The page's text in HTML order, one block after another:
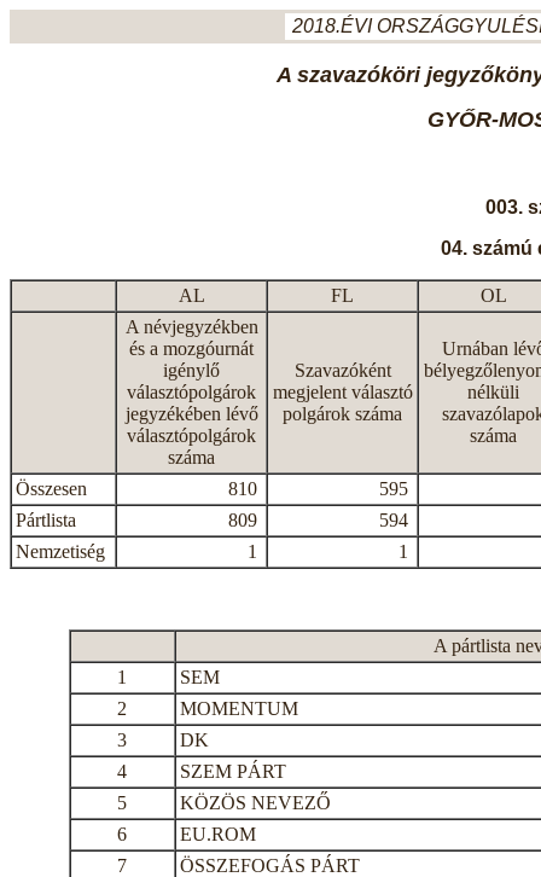
2018.ÉVI
A szavazóköri
GYŐR-
003.
04. számú
AL FL
OL
A névjegyzékben
és a mozgóurnát
igénylő
választópolgárok
jegyzékében lévő
választópolgárok
száma
Szavazóként
megjelent választó
polgárok száma
Urnában
nélküli
száma
Összesen 810
595
Pártlista
809
594
Nemzetiség
1 1
A pártlista
1
SEM
2
MOMENTUM
3
DK
4
SZEM PÁRT
5
KÖZÖS NEVEZŐ
6
EU.ROM
7
ÖSSZEFOGÁS PÁRT